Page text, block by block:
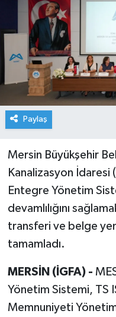
Paylaş
Mersin Büyükşehir
Kanalizasyon İdaresi
Entegre Yönetim
devamlılığını
transferi ve belge
tamamladı.
MERSİN (İGFA) -
Yönetim Sistemi, TS
Memnuniyeti